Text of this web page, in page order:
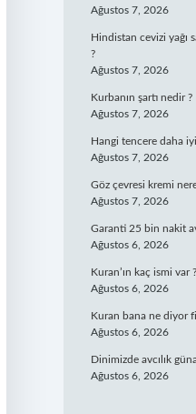
Ağustos 7, 2026
Hindistan cevizi yağı
?
Ağustos 7, 2026
Kurbanın şartı nedir ?
Ağustos 7, 2026
Hangi tencere daha
Ağustos 7, 2026
Göz çevresi kremi
Ağustos 7, 2026
Garanti 25 bin nakit
Ağustos 6, 2026
Kuran’ın kaç ismi var ?
Ağustos 6, 2026
Kuran bana ne diyor
Ağustos 6, 2026
Dinimizde avcılık
Ağustos 6, 2026